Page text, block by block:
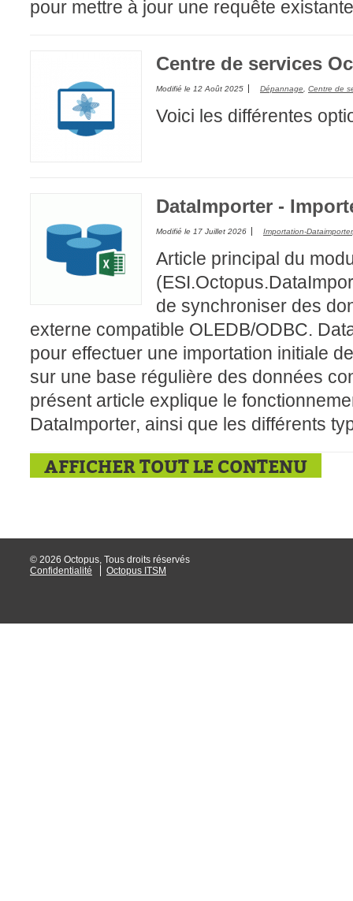
pour mettre à jour une requête
Centre de services
Modifié le 12 Août 2025 Dépannage Centre de
Voici les différentes
DataImporter -
Modifié le 17 Juillet 2026 Importation-Dataimporter
Article principal du
de synchroniser des
externe compatible OLEDB/ODBC.
pour effectuer une importation initiale
sur une base régulière des données
présent article explique le
DataImporter, ainsi que les différents
AFFICHER TOUT LE CONTENU
© 2026 Octopus, Tous droits réservés
Confidentialité
Octopus ITSM